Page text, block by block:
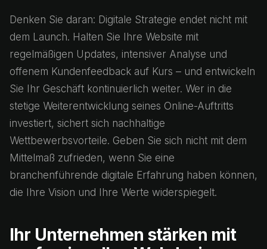
Denken Sie daran: Digitale Strategie endet nicht mit
dem Launch. Halten Sie Ihre Website mit
regelmäßigen Updates, intensiver Analyse und
offenem Kundenfeedback auf Kurs – und entwickeln
Sie Ihr Geschäft kontinuierlich weiter. Wer in die
stetige Weiterentwicklung seines Online-Auftritts
investiert, sichert sich nachhaltige
Wettbewerbsvorteile. Geben Sie sich nicht mit dem
Mittelmaß zufrieden, wenn Sie eine
branchenführende digitale Erfahrung haben können,
die Ihre Vision und Ihre Werte widerspiegelt.
Ihr Unternehmen stärken mit